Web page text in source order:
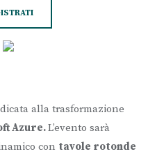
alla trasformazione
Azure.L’evento sarà
con tavole rotonde